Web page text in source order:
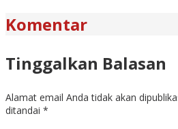
Komentar
Tinggalkan Balasan
Alamat email Anda tidak akan
ditandai *